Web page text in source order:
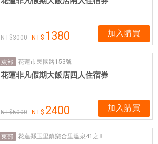
3000 1380 加入購買
東部 花蓮市民國路153號
花蓮非凡假期大飯店四人住宿券
5000 2400 加入購買
東部 花蓮縣玉里鎮樂合里溫泉41之8